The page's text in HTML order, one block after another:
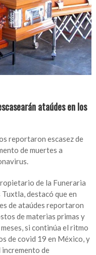
ataúdes en los
reportaron escasez de
de muertes a
de la Funeraria
destacó que en
de ataúdes reportaron
de materias primas y
si continúa el ritmo
de covid 19 en México, y
incremento de